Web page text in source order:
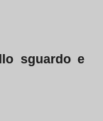
sguardo e